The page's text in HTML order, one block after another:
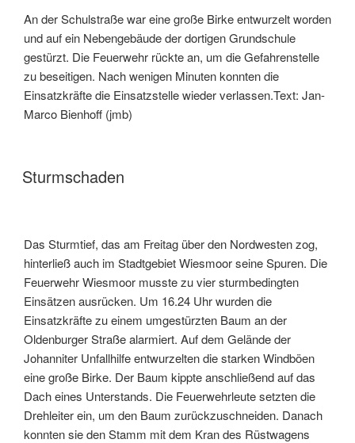
An der Schulstraße war eine große Birke entwurzelt worden
und auf ein Nebengebäude der dortigen Grundschule
gestürzt. Die Feuerwehr rückte an, um die Gefahrenstelle
zu beseitigen. Nach wenigen Minuten konnten die
Einsatzkräfte die Einsatzstelle wieder verlassen.Text: Jan-
Marco Bienhoff (jmb)
Sturmschaden
Das Sturmtief, das am Freitag über den Nordwesten zog,
hinterließ auch im Stadtgebiet Wiesmoor seine Spuren. Die
Feuerwehr Wiesmoor musste zu vier sturmbedingten
Einsätzen ausrücken. Um 16.24 Uhr wurden die
Einsatzkräfte zu einem umgestürzten Baum an der
Oldenburger Straße alarmiert. Auf dem Gelände der
Johanniter Unfallhilfe entwurzelten die starken Windböen
eine große Birke. Der Baum kippte anschließend auf das
Dach eines Unterstands. Die Feuerwehrleute setzten die
Drehleiter ein, um den Baum zurückzuschneiden. Danach
konnten sie den Stamm mit dem Kran des Rüstwagens